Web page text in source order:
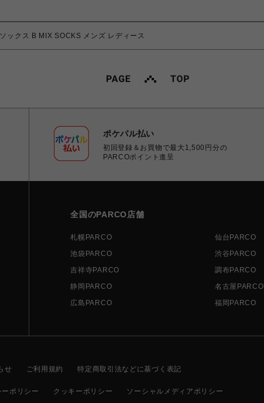
ックス B MIX SOCKS メンズ レディース
ポケパル払い
初回登録＆お買物で最大1,500円分の
PARCOポイント進呈
全国のPARCO店舗
札幌PARCO 仙台PARCO
池袋PARCO
渋谷PARCO
吉祥寺PARCO
調布PARCO
静岡PARCO
名古屋PARCO
広島PARCO
福岡PARCO
せ ご利用規約 特定商取引法などに基づく表記
ポリシー クッキーポリシー ソーシャルメディアポリシー